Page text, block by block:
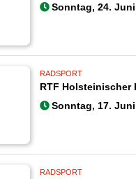
Sonntag, 24.
RADSPORT
RTF Holsteinischer
Sonntag, 17.
RADSPORT